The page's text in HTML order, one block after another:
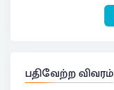
பதிவேற்ற விவரம்